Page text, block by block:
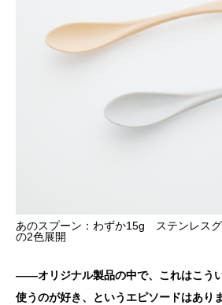
あのスプーン：わずか15g ステンレスグ
の2色展開
――オリジナル製品の中で、これはこう
使うのが好き、というエピソードはあり